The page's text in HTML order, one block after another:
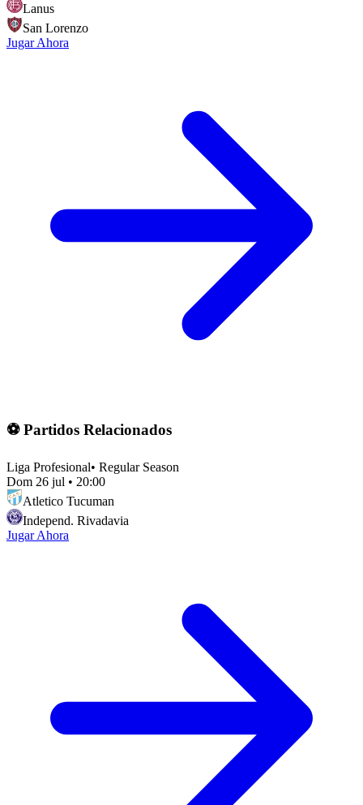
Lanus
San Lorenzo
Jugar Ahora
⚽ Partidos Relacionados
Liga Profesional• Regular Season
Dom 26 jul • 20:00
Atletico Tucuman
Independ. Rivadavia
Jugar Ahora